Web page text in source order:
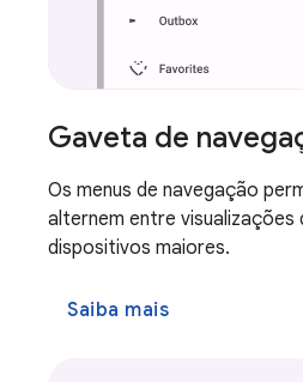
Gaveta de
Os menus de navegação
alternem entre visualizações
dispositivos maiores.
Saiba mais